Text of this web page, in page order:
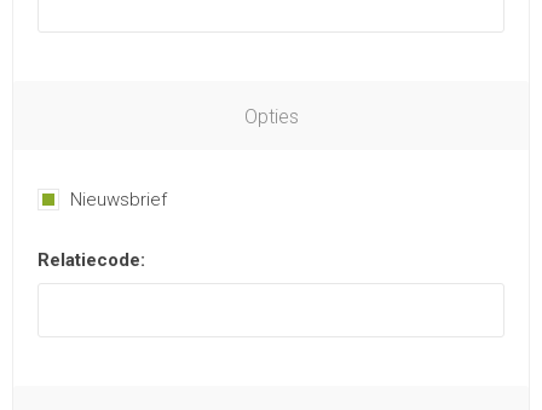
Opties
Nieuwsbrief
Relatiecode: